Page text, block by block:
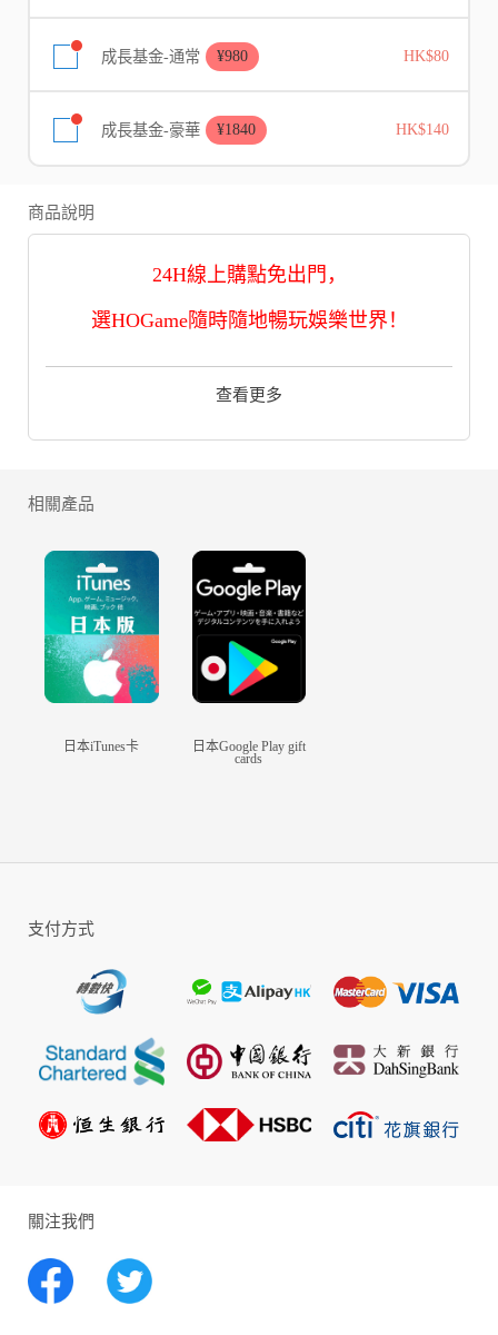
成長基金-通常 ¥980 HK$80
成長基金-豪華 ¥1840 HK$140
商品說明
24H線上購點免出門，
選HOGame隨時隨地暢玩娛樂世界！
立刻透過HOGame.HK儲值手機遊戲
關於遊戲：
《信長の野望・創造》の正式ライセンスを受
けて作られた新作スマホアプリ《新信長の野
望》が登場！
全国の諸将と共に、新しき野望に挑め！
儲值流程：
請提供引繼碼登入即可！
查看更多
相關產品
日本iTunes卡 日本Google Play gift
cards
支付方式
關注我們